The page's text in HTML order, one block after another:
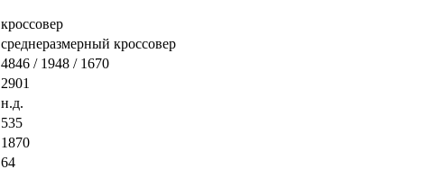
кроссовер
среднеразмерный кроссовер
4846 / 1948 / 1670
2901
н.д.
535
1870
64